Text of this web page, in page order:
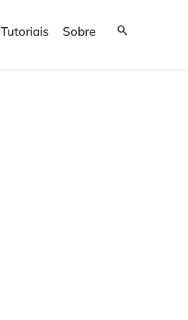
Tutoriais Sobre